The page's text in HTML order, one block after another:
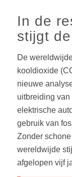
In de
stijgt
De
kooldioxide
nieuwe
uitbreiding
elektrische
gebruik van
Zonder
wereldwijde
afgelopen vijf